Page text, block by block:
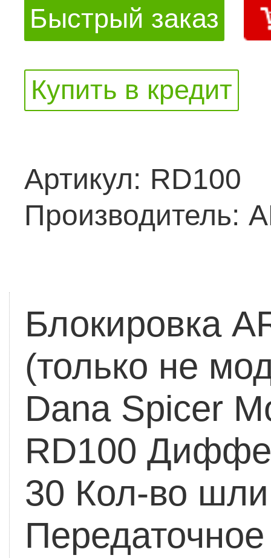
Быстрый заказ
Купить в кредит
Артикул: RD100
Производитель:
Блокировка
(только не
Dana Spicer
RD100
30 Кол-во